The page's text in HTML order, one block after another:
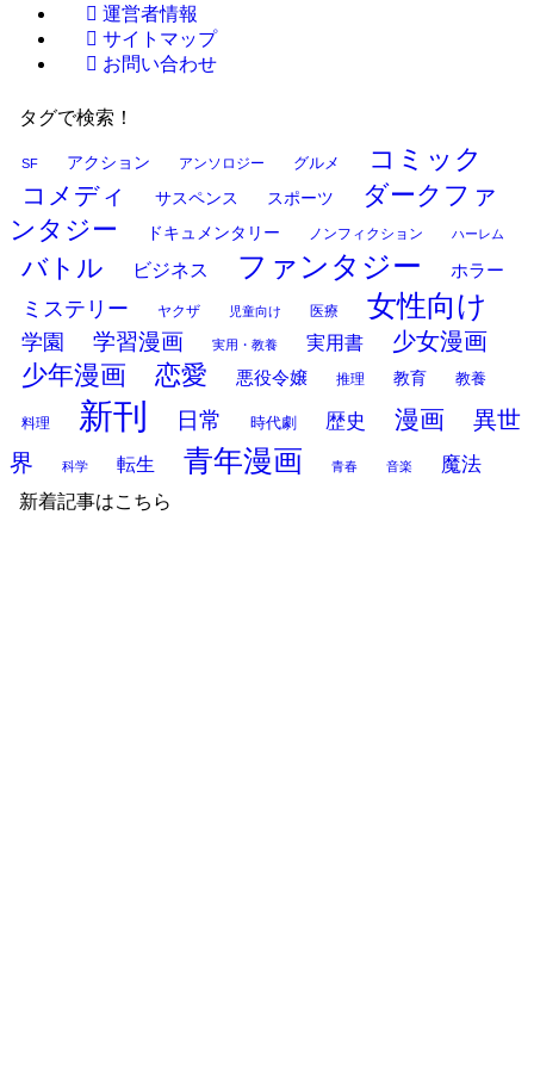
運営者情報
サイトマップ
お問い合わせ
タグで検索！
SF アクション アンソロジー グルメ コミック
コメディ サスペンス スポーツ
ダークファ
ンタジー
ドキュメンタリー ノンフィクション ハーレム
バトル ビジネス ファンタジー ホラー
ミステリー ヤクザ 児童向け 医療 女性向け
学園 学習漫画 実用・教養 実用書 少女漫画
少年漫画 恋愛 悪役令嬢 推理 教育 教養
料理 新刊 日常 時代劇 歴史 漫画
異世
界
科学 転生 青年漫画 青春 音楽 魔法
新着記事はこちら